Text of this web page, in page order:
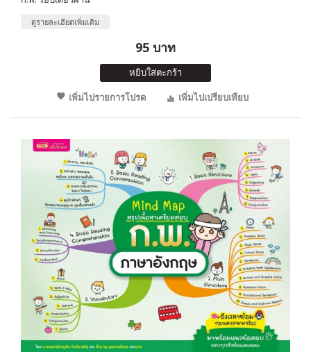
ดูรายละเอียดเพิ่มเติม
95 บาท
หยิบใส่ตะกร้า
เพิ่มไปรายการโปรด
เพิ่มไปเปรียบเทียบ